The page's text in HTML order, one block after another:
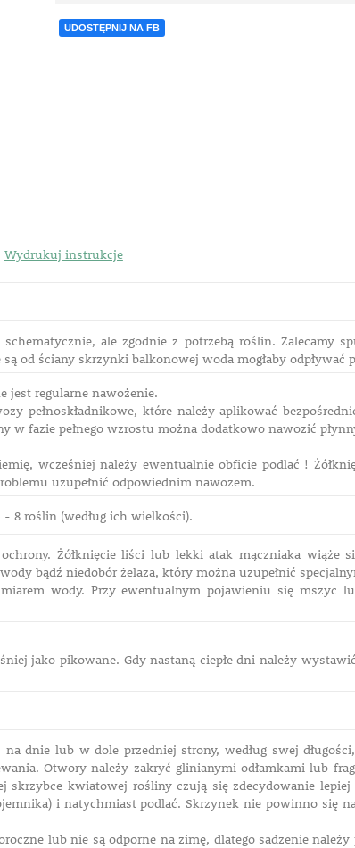
UDOSTĘPNIJ NA FB
Wydrukuj instrukcje
ale zgodnie z potrzebą roślin. Zalecamy
od ściany skrzynki balkonowej woda mogłaby odpływać
jest regularne nawożenie.
pełnoskładnikowe, które należy aplikować
w fazie pełnego wzrostu można dodatkowo nawozić
wcześniej należy ewentualnie obficie podlać !
uzupełnić odpowiednim nawozem.
8 roślin (według ich wielkości).
Żółknięcie liści lub lekki atak mączniaka wiąże
bądź niedobór żelaza, który można uzupełnić
wody. Przy ewentualnym pojawieniu się mszyc
jako pikowane. Gdy nastaną ciepłe dni należy
dnie lub w dole przedniej strony, według swej
Otwory należy zakryć glinianymi odłamkami lub
skrzybce kwiatowej rośliny czują się zdecydowanie
i natychmiast podlać. Skrzynek nie powinno się
lub nie są odporne na zimę, dlatego sadzenie należy